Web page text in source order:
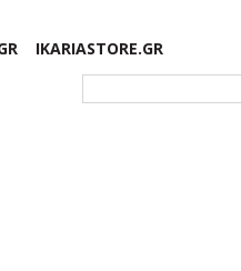
IKARIASTORE.GR